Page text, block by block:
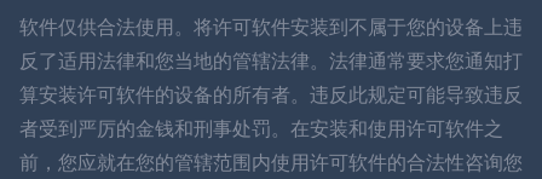
ภาษาไทย
简体中文
丹麦语
软件仅供合法使用。将许可软件安装到不属于您的设备上违
反了适用法律和您当地的管辖法律。法律通常要求您通知打
算安装许可软件的设备的所有者。违反此规定可能导致违反
者受到严厉的金钱和刑事处罚。在安装和使用许可软件之
前，您应就在您的管辖范围内使用许可软件的合法性咨询您